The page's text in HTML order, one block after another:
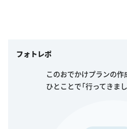
フォトレポ
このおでかけプランの作
ひとことで「行ってきまし